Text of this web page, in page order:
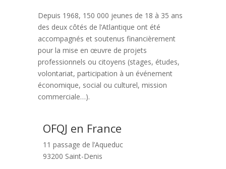
Depuis 1968, 150 000 jeunes de 18 à 35 ans
des deux côtés de l’Atlantique ont été
accompagnés et soutenus financièrement
pour la mise en œuvre de projets
professionnels ou citoyens (stages, études,
volontariat, participation à un événement
économique, social ou culturel, mission
commerciale…).
OFQJ en France
11 passage de l’Aqueduc
93200 Saint-Denis